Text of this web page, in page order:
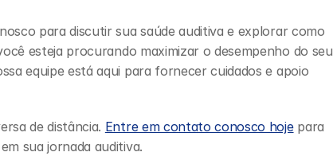
para discutir sua saúde auditiva e explorar como
esteja procurando maximizar o desempenho do seu
equipe está aqui para fornecer cuidados e apoio
de distância. Entre em contato conosco hoje para
sua jornada auditiva.